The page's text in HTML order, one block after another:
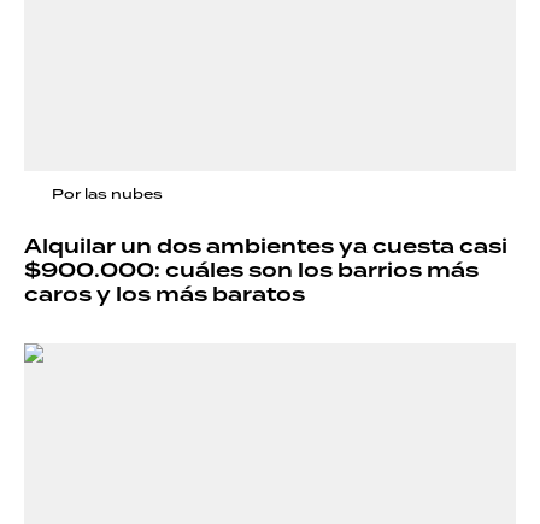
Por las nubes
Alquilar un dos ambientes ya cuesta casi
$900.000: cuáles son los barrios más
caros y los más baratos